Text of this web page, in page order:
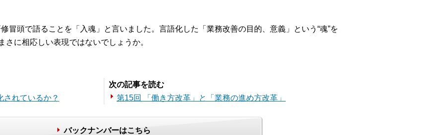
冒頭で語ることを「入魂」と言いました。言語化した「業務改善の目的、意義」という“魂”を
さに相応しい表現ではないでしょうか。
されているか？
次の記事を読む
第15回 「働き方改革」と「業務の進め方改革」
バックナンバーはこちら